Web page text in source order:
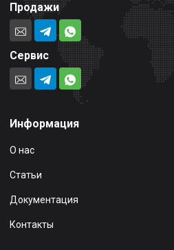
Продажи
Сервис
Информация
О нас
Статьи
Документация
Контакты